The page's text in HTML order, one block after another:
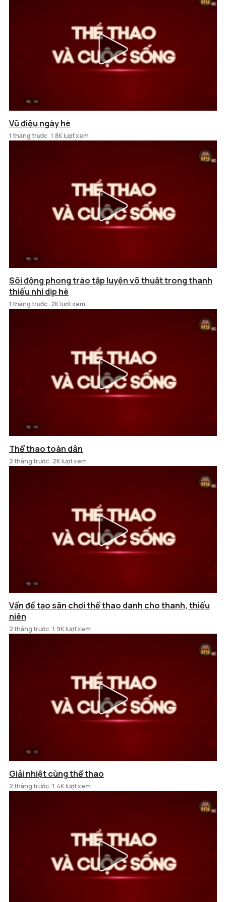
Vũ điệu ngày hè
1 tháng trước 1.8K lượt xem
Sôi động phong trào tập luyện võ thuật trong thanh
thiếu nhi dịp hè
1 tháng trước 2K lượt xem
Thể thao toàn dân
2 tháng trước 2K lượt xem
Vấn đề tạo sân chơi thể thao danh cho thanh, thiếu
niên
2 tháng trước 1.9K lượt xem
Giải nhiệt cùng thể thao
2 tháng trước 1.4K lượt xem